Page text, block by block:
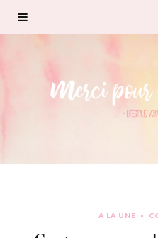
À LA UNE